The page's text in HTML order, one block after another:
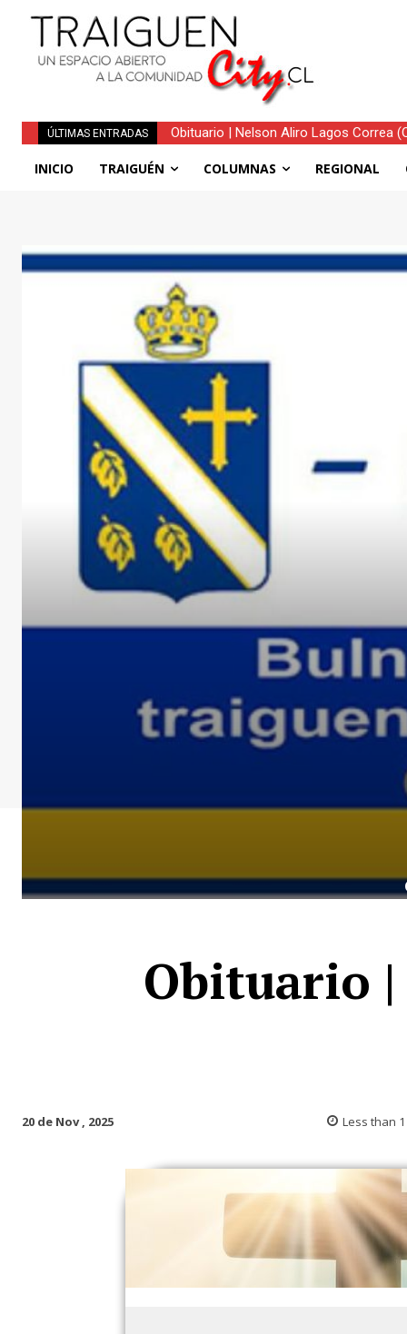
ÚLTIMAS ENTRADAS Obituario | Nelson Aliro Lagos Correa
Traiguén consolida su recuperación
INICIO TRAIGUÉN COLUMNAS REGIONAL
Obituario |
20 de Nov , 2025 Less than 1